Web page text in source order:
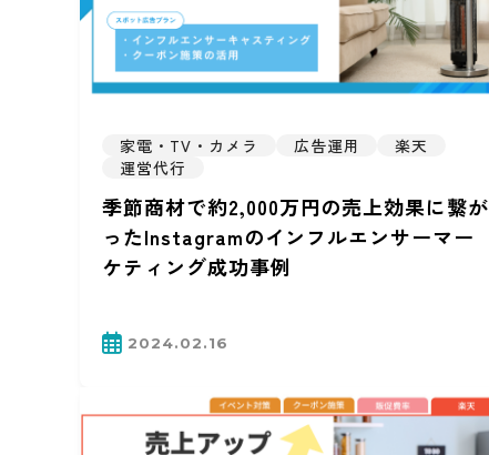
家電・TV・カメラ 広告運用
楽天
運営代行
季節商材で約2,000万円の売上効果に繋が
ったInstagramのインフルエンサーマー
ケティング成功事例
2024.02.16